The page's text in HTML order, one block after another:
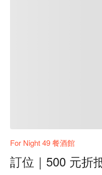
For Night 49 餐酒館
訂位｜500 元折